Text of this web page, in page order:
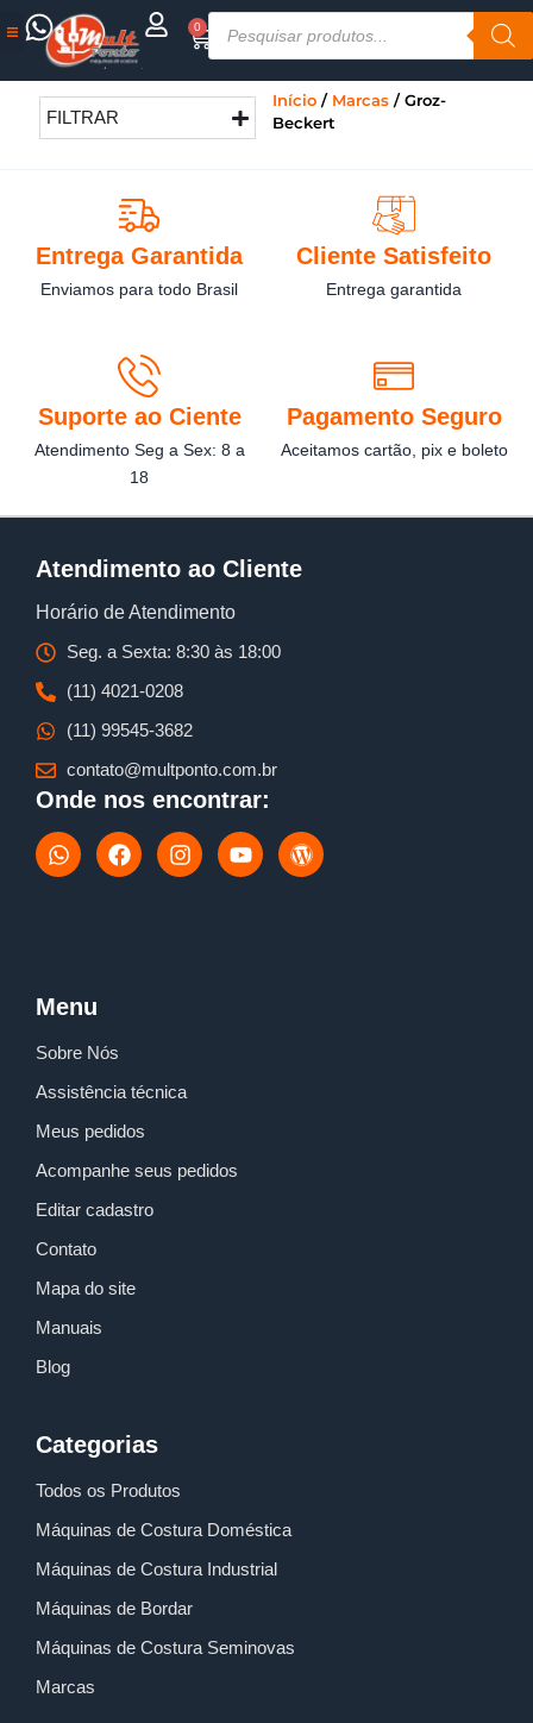
para
conteúdo
0
Cart
produtos
FILTRAR
Início/ Marcas/ Groz-
Beckert
Entrega Garantida
Enviamos para todo Brasil
Cliente Satisfeito
Entrega garantida
Suporte ao Ciente
Atendimento Seg a Sex: 8 a
18
Pagamento Seguro
Aceitamos cartão, pix e boleto
Atendimento ao Cliente
Horário de Atendimento
Seg. a Sexta: 8:30 às 18:00
(11) 4021-0208
(11) 99545-3682
contato@multponto.com.br
Onde nos encontrar:
W
h
p
F
a
I
n
Y
o
W
o
Menu
Sobre Nós
Assistência técnica
Meus pedidos
Acompanhe seus pedidos
Editar cadastro
Contato
Mapa do site
Manuais
Blog
Categorias
Todos os Produtos
Máquinas de Costura Doméstica
Máquinas de Costura Industrial
Máquinas de Bordar
Máquinas de Costura Seminovas
Marcas